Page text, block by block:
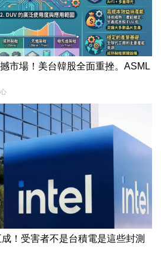
市場！美台韓股全面重挫。ASML
！受害者不是台積電是這些封測